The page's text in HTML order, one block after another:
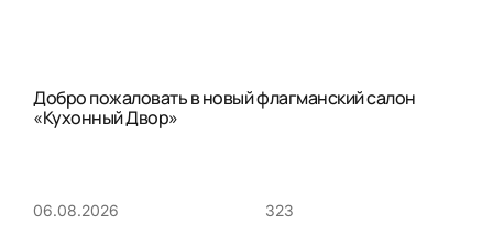
Добро пожаловать в новый флагманский салон
«Кухонный Двор»
06.08.2026 323